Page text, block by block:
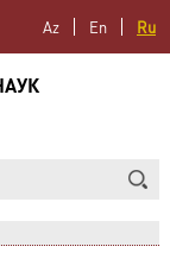
Az En Ru